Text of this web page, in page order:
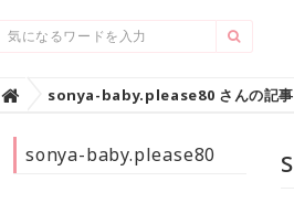
Homesonya-baby.please80 さんの記事
sonya-baby.please80